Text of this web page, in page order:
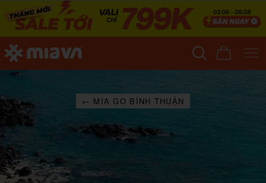
← MIA GO BÌNH THUẬN